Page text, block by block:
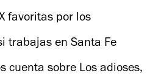
favoritas por los
trabajas en Santa Fe
cuenta sobre Los adioses,